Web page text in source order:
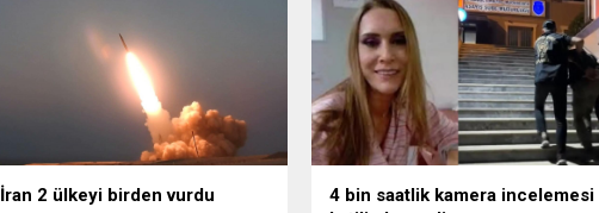
İran 2 ülkeyi birden vurdu
4 bin saatlik kamera incelemesi